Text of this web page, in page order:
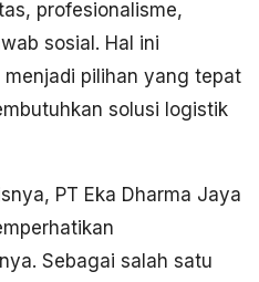
profesionalisme,
sosial. Hal ini
pilihan yang tepat
solusi logistik
PT Eka Dharma Jaya
Sebagai salah satu